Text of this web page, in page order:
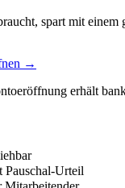
spart mit
→
erhält
Pauschal-Urteil